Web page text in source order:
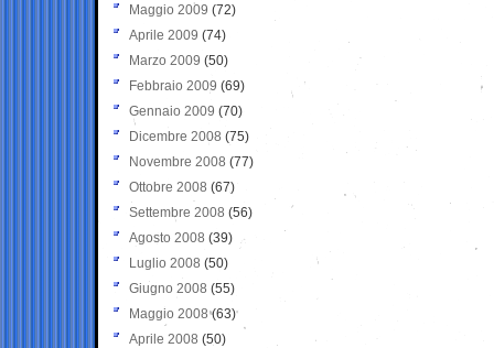
Maggio 2009 (72)
Aprile 2009 (74)
Marzo 2009 (50)
Febbraio 2009 (69)
Gennaio 2009 (70)
Dicembre 2008 (75)
Novembre 2008 (77)
Ottobre 2008 (67)
Settembre 2008 (56)
Agosto 2008 (39)
Luglio 2008 (50)
Giugno 2008 (55)
Maggio 2008(63)
Aprile 2008 (50)